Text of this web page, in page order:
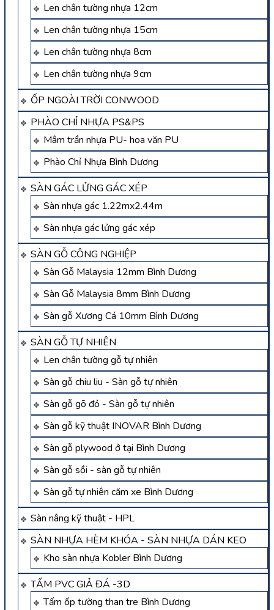
Len chân tường nhựa 12cm
Len chân tường nhựa 15cm
Len chân tường nhựa 8cm
Len chân tường nhựa 9cm
ỐP NGOÀI TRỜI CONWOOD
PHÀO CHỈ NHỰA PS&PS
Mâm trần nhựa PU- hoa văn PU
Phào Chỉ Nhựa Bình Dương
SÀN GÁC LỬNG GÁC XÉP
Sàn nhựa gác 1.22mx2.44m
Sàn nhựa gác lửng gác xép
SÀN GỖ CÔNG NGHIỆP
Sàn Gỗ Malaysia 12mm Bình Dương
Sàn Gỗ Malaysia 8mm Bình Dương
Sàn gỗ Xương Cá 10mm Bình Dương
SÀN GỖ TỰ NHIÊN
Len chân tường gỗ tự nhiên
Sàn gỗ chiu liu - Sàn gỗ tự nhiên
Sàn gỗ gõ đỏ - Sàn gỗ tự nhiên
Sàn gỗ kỹ thuật INOVAR Bình Dương
Sàn gỗ plywood ở tại Bình Dương
Sàn gỗ sồi - sàn gỗ tự nhiên
Sàn gỗ tự nhiên căm xe Bình Dương
Sàn nâng kỹ thuật - HPL
SÀN NHỰA HÈM KHÓA - SÀN NHỰA DÁN KEO
Kho sàn nhựa Kobler Bình Dương
TẤM PVC GIẢ ĐÁ -3D
Tấm ốp tường than tre Bình Dương